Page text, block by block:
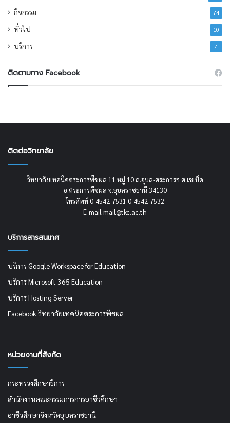
กิจกรรม 74
ทั่วไป 10
บริการ 4
ติดตามทาง Facebook
ติตต่อวิทยาลัย
วิทยาลัยเทคนิคตระการพืชผล 11 หมู่ 10 ถ.อุบล-ตระการฯ ต.เซเป็ด
อ.ตระการพืชผล จ.อุบลราชธานี 34130
โทรศัพท์ 0-4542-7531 0-4542-7532
E-mail mail@tkc.ac.th
บริการสารสนเทศ
บริการ Google Workspace for Education
บริการ Microsoft 365 Education
บริการ Hosting Server
Facebook วิทยาลัยเทคนิคตระการพืชผล
หน่วยงานที่สังกัด
กระทรวงศึกษาธิการ
สำนักงานคณะกรรมการการอาชีวศึกษา
อาชีวศึกษาจังหวัดอุบลราชธานี